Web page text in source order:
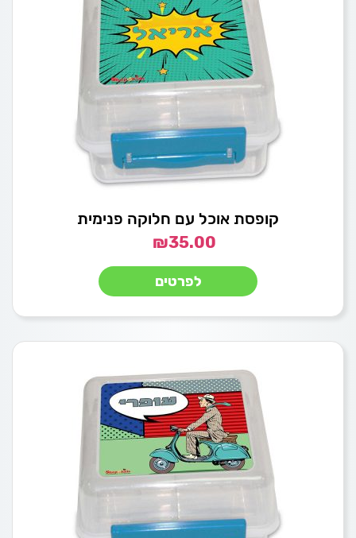
קופסת אוכל עם חלוקה פנימית
₪35.00
לפרטים